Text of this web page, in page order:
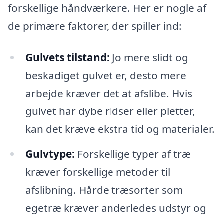
forskellige håndværkere. Her er nogle af
de primære faktorer, der spiller ind:
Gulvets tilstand: Jo mere slidt og
beskadiget gulvet er, desto mere
arbejde kræver det at afslibe. Hvis
gulvet har dybe ridser eller pletter,
kan det kræve ekstra tid og materialer.
Gulvtype: Forskellige typer af træ
kræver forskellige metoder til
afslibning. Hårde træsorter som
egetræ kræver anderledes udstyr og